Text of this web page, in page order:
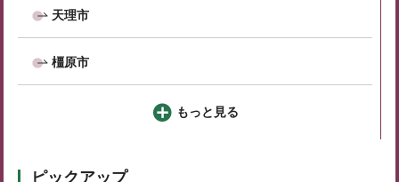
天理市
橿原市
もっと見る
ピックアップ